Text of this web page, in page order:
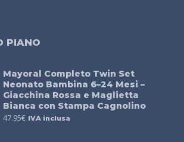
PIANO
Mayoral Completo Twin Set
Neonato Bambina 6–24 Mesi –
Giacchina Rossa e Maglietta
Bianca con Stampa Cagnolino
47.95€ IVA inclusa